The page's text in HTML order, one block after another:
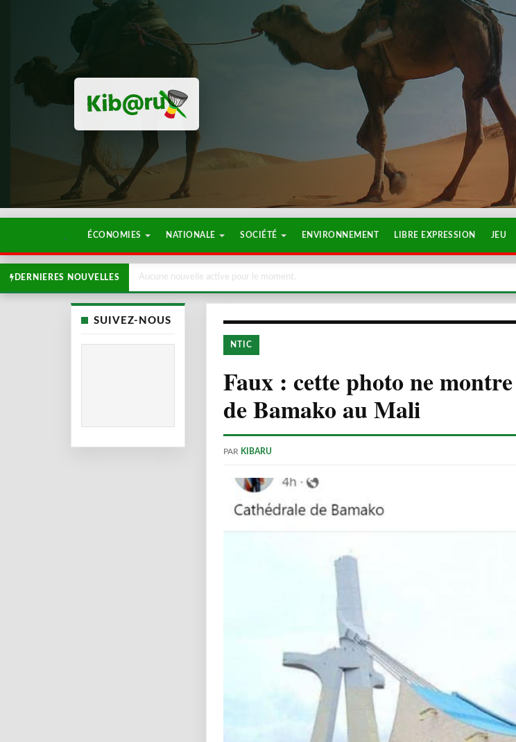
ÉCONOMIES NATIONALE SOCIÉTÉ ENVIRONNEMENT LIBRE EXPRESSION JEU
DERNIERES NOUVELLES Aucune nouvelle active pour le moment.
SUIVEZ-NOUS
NTIC
Faux : cette photo ne
de Bamako au Mali
PAR KIBARU